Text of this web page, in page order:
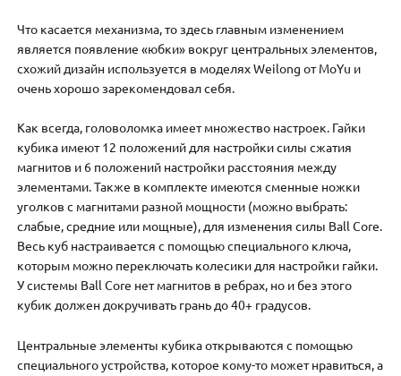
Что касается механизма, то здесь главным изменением
является появление «юбки» вокруг центральных элементов,
схожий дизайн используется в моделях Weilong от MoYu и
очень хорошо зарекомендовал себя.
Как всегда, головоломка имеет множество настроек. Гайки
кубика имеют 12 положений для настройки силы сжатия
магнитов и 6 положений настройки расстояния между
элементами. Также в комплекте имеются сменные ножки
уголков с магнитами разной мощности (можно выбрать:
слабые, средние или мощные), для изменения силы Ball Core.
Весь куб настраивается с помощью специального ключа,
которым можно переключать колесики для настройки гайки.
У системы Ball Core нет магнитов в ребрах, но и без этого
кубик должен докручивать грань до 40+ градусов.
Центральные элементы кубика открываются с помощью
специального устройства, которое кому-то может нравиться, а